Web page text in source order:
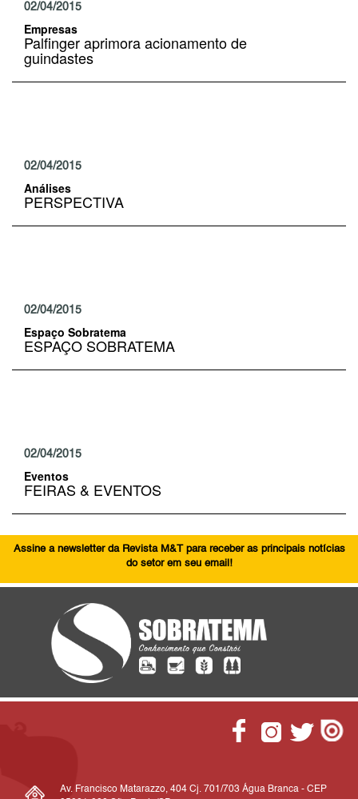
02/04/2015
Empresas
Palfinger aprimora acionamento de
guindastes
02/04/2015
Análises
PERSPECTIVA
02/04/2015
Espaço Sobratema
ESPAÇO SOBRATEMA
02/04/2015
Eventos
FEIRAS & EVENTOS
Assine a newsletter da Revista M&T para receber as principais notícias
do setor em seu email!
Av. Francisco Matarazzo, 404 Cj. 701/703 Água Branca - CEP